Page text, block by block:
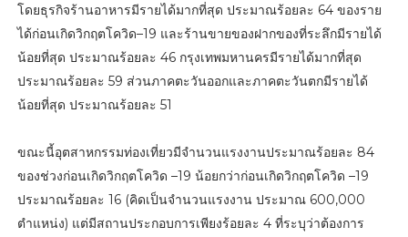
โดยธุรกิจร้านอาหารมีรายได้มากที่สุด ประมาณร้อยละ 64 ของราย
ได้ก่อนเกิดวิกฤตโควิด–19 และร้านขายของฝากของที่ระลึกมีรายได้
น้อยที่สุด ประมาณร้อยละ 46 กรุงเทพมหานครมีรายได้มากที่สุด
ประมาณร้อยละ 59 ส่วนภาคตะวันออกและภาคตะวันตกมีรายได้
น้อยที่สุด ประมาณร้อยละ 51
ขณะนี้อุตสาหกรรมท่องเที่ยวมีจำนวนแรงงานประมาณร้อยละ 84
ของช่วงก่อนเกิดวิกฤตโควิด –19 น้อยกว่าก่อนเกิดวิกฤตโควิด –19
ประมาณร้อยละ 16 (คิดเป็นจำนวนแรงงาน ประมาณ 600,000
ตำแหน่ง) แต่มีสถานประกอบการเพียงร้อยละ 4 ที่ระบุว่าต้องการ